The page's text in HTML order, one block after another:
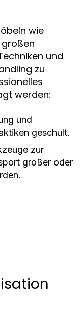
wie
und
zu
werden:
und
geschult.
zur
großer oder